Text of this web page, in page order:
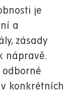
je
a
zásady
nápravě.
konkrétních